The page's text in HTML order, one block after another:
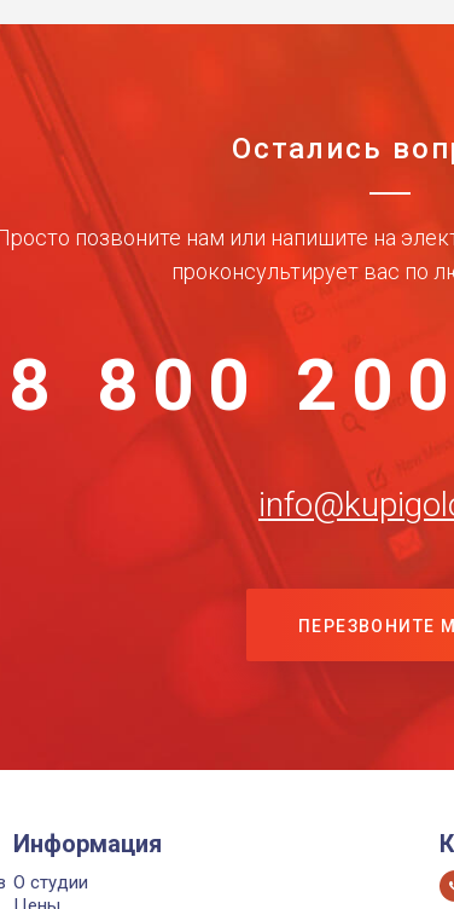
Остались
позвоните нам или напишите на
проконсультирует вас по
8 800
ПЕРЕЗВОНИТЕ
Информация
О студии